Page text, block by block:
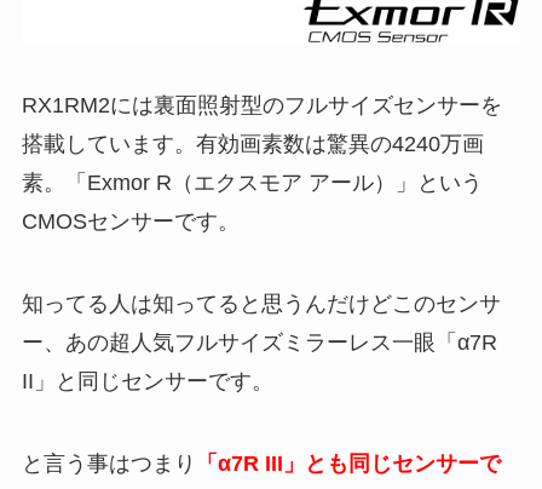
RX1RM2には裏面照射型のフルサイズセンサーを
搭載しています。有効画素数は驚異の4240万画
素。「Exmor R（エクスモア アール）」という
CMOSセンサーです。
知ってる人は知ってると思うんだけどこのセンサ
ー、あの超人気フルサイズミラーレス一眼「α7R
II」と同じセンサーです。
と言う事はつまり
「α7R III」とも同じセンサーで